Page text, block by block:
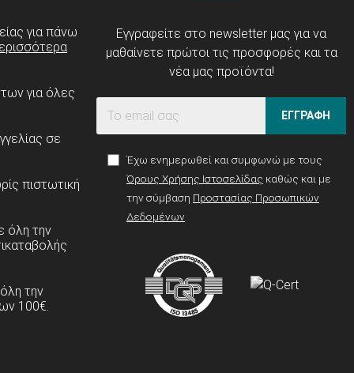
για πάνω
για όλες
σε
πιστωτική
όλη την
την
100€.
Εγγραφείτε στο newsletter μας για να
μαθαίνετε πρώτοι τις προσφορές και τα
νέα μας προϊόντα!
ΕΓΓΡΑΦΗ
Έχω ενημερωθεί και συμφωνώ με τους
Όρους Χρήσης Ιστοσελίδας καθώς και με
την σύμβαση Προστασίας Προσωπικών
Δεδομένων